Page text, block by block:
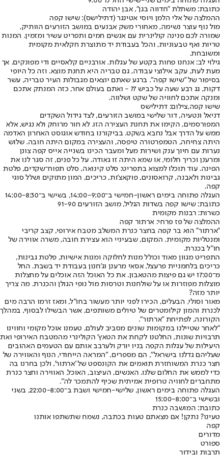
כתובת: משתלת "חדווה בגן", אבן יהודה
ההמלצה של אלי הלמן ויוסי אטינגר (דתילישס): שישו קפה
מול נוף עוצר נשימה, מאחורי משק אבנעים במושב הזורעים הוותיק,
שמורה לכם פנינה קולינרית עם אנשים חמים ותפריט עשיר ומזמין. המנות
טריות ואף טבעוניות, והכל בעבודת יד מתוצרת חקלאית מקומית
ומשובחת.
גילוי לב: אנחנו פחות בקטע של עגלות. אורבניים קלאסיים ודי מפונקים. אך
מעת לעת, עקב אילוצי עבודה, גם טבריה היא תחנת מוצא. וזה כל היופי
בסיפור של "שישו קפה". ברגע שאתם יוצאים מגבולות העיר טבריה, עשר
דקות, גג רבע שעה על כביש 77 - ואתם בעולם אחר, כזה המנתק אתכם
ומנקה אתכם לחוויה של שקט ושלווה.
שישו קפה,צילום: דתילישס
דניאל ונטעיה, דור שלישי במושב הזורעים, לצד גידול השקדים
המפורסמים, הקימו את תחנת העצירה הזו. לא חור מרוחק ולא נגיש, אלא
ממש על הדרך אבל נחבא בשקט. בביקורנו בחודש אוגוסט האחרון האדמה
היתה צחיחה, הטמפרטורה טיפסה, והעצירה במקום היתה חובה. שלוש
נערות עם חיוך ענק ושירות מעל ומעבר הכינו בשנייה אייס קפה צונן
ומרענן וכריך חלומי, או שמא היתה זו גאודה. על כל פנים, זה סגר לנו את
הפינה. עוד תוכלו למצוא בתפריט: סלט קינואה, סלט תפוח־שקדים, פלטת
גבינות ולאבנה, קרואסונים, פוקאצ'ות, כריכים, המון מתוקים ושלל סוגי
קפה.
העגלה פתוחה בימים ראשון-חמישי ב־14:00-9:00, בשישי ב־14:00-8:30
כתובת: שישו קפה בשדות הגליל, מושב הזורעים 91-90
כשרות: רבנות מקומית
ההמלצה של פז פרחי: ארתור קפה
"ארתור" הוא בר קפה בחצר כנרת המשלב מטבח אירופי, קצב קריבי
ומנטליות מקומית. המקום, שבעיניי הוא עצירת חובה, משרה אווירה של
חו"ל בכנרת.
התפריט מגוון מאוד וכולל מנות לחלוקה ומנות אישיות, פלטת גבינות,
כריכים בלחמניית פרעצל, אסאי מרענן וג'חנון בעבודת יד בשבת. החל
מ־17:00 יש גם פיצות מהטאבון. את כל האוכל הזה אוכלים על מחצלות
מוצלות מפוזרות או על שולחנות וטרסות מול נופי הגולן והכנרת. מה צריך
יותר מזה?
מאור וסולי, הבעלים, הכירו לפני יותר מעשור בחו"ל, ומאז זרמו הרבה מים
לכנרת והמון קילומטרים של טיולים משותפים, אשר הבשילו לבסוף, במהלך
הקורונה, לפתיחת "ארתור".
"לאחר שטיילנו במקומות שונים מסביב לעולם, טעמנו אוכל מקומי וחווינו
תרבויות שונות, החלטנו לקחת את הטאץ' הקולינרי מהמטבח האירופי ואת
היעילות של עגלות הקפה בניו יורק ולערבב אותם עם הטעמים האהובים
שעליהם גדלנו בישראל", הם מספרים, "המראה הייחודי, הנוף והאווירה של
חצר כנרת המשוחזרת תואמים את הקונספט של 'ארתור', ולכן בחרנו בה
כדי לממש את החלום שלנו. האנשים, העיצוב, האוכל, האווירה וחצר כנרת
מתחברים לחוויה טרופית אמיתית שכיף להתמכר לה".
העגלה פתוחה בימים ראשון, שלישי-חמישי ושבת ב־22:00-8:00, בשני
ובשישי ב־15:00-8:00
כתובת: המושבה כנרת
טעינו? נתקן! אם מצאתם טעות בכתבה, נשמח שתשתפו אותנו
קפה
מדורים
ספורט
תרבות ובידור